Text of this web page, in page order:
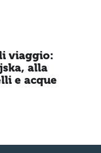
viaggio:
alla
e acque